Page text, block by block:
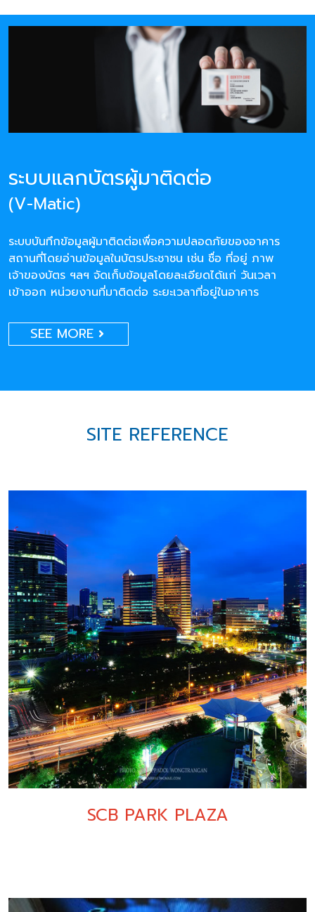
ระบบแลกบัตรผู้มาติดต่อ
(V-Matic)
ระบบบันทึกข้อมูลผู้มาติดต่อเพื่อความปลอดภัยของอาคาร
สถานที่โดยอ่านข้อมูลในบัตรประชาชน เช่น ชื่อ ที่อยู่ ภาพ
เจ้าของบัตร ฯลฯ จัดเก็บข้อมูลโดยละเอียดได้แก่ วันเวลา
เข้าออก หน่วยงานที่มาติดต่อ ระยะเวลาที่อยู่ในอาคาร
SEE MORE
SITE REFERENCE
SCB PARK PLAZA